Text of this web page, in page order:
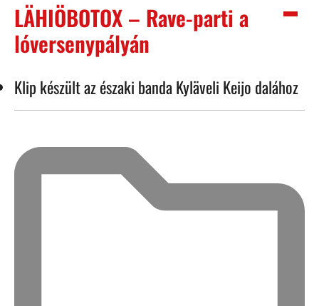
LÄHIÖBOTOX – Rave-parti a
lóversenypályán
Klip készült az északi banda Kyläveli Keijo dalához